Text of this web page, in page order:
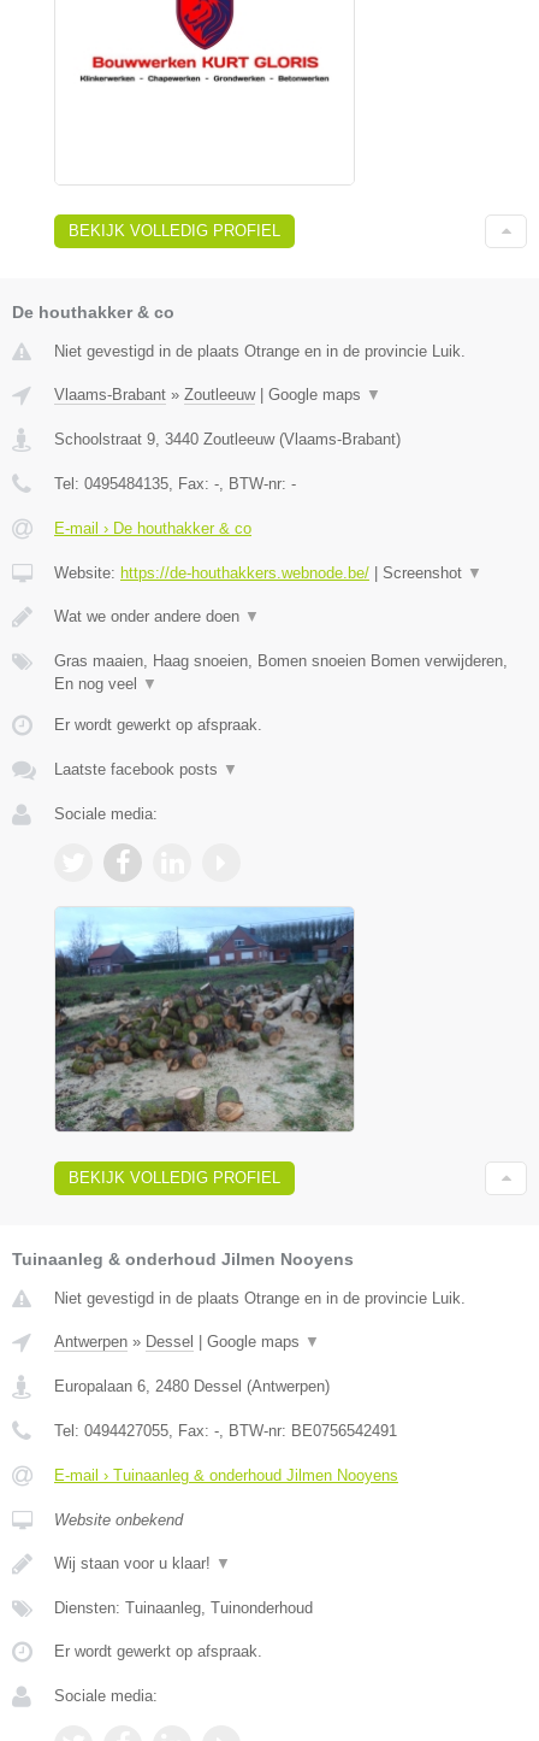
BEKIJK VOLLEDIG PROFIEL
De houthakker & co
Niet gevestigd in de plaats Otrange en in de provincie Luik.
Vlaams-Brabant » Zoutleeuw| Google maps ▼
Schoolstraat 9, 3440 Zoutleeuw(Vlaams-Brabant)
Tel: 0495484135, Fax: -, BTW-nr: -
E-mail › De houthakker & co
Website: https://de-houthakkers.webnode.be/ Screenshot ▼
Wat we onder andere doen ▼
Gras maaien, Haag snoeien, Bomen snoeien Bomen verwijderen,
En nog veel
▼
Er wordt gewerkt op afspraak.
Laatste facebook posts ▼
Sociale media:
BEKIJK VOLLEDIG PROFIEL
Tuinaanleg & onderhoud Jilmen Nooyens
Niet gevestigd in de plaats Otrange en in de provincie Luik.
Antwerpen » Dessel Google maps ▼
Europalaan 6 2480 Dessel (Antwerpen)
Tel: 0494427055 , Fax: - , BTW-nr: BE0756542491
E-mail › Tuinaanleg & onderhoud Jilmen Nooyens
Website onbekend
Wij staan voor u klaar! ▼
Diensten: Tuinaanleg, Tuinonderhoud
Er wordt gewerkt op afspraak.
Sociale media: